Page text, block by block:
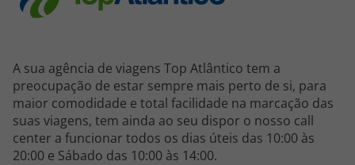
A sua agência de viagens Top Atlântico tem a
preocupação de estar sempre mais perto de si, para
maior comodidade e total facilidade na marcação das
suas viagens, tem ainda ao seu dispor o nosso call
center a funcionar todos os dias úteis das 10:00 às
20:00 e Sábado das 10:00 às 14:00.